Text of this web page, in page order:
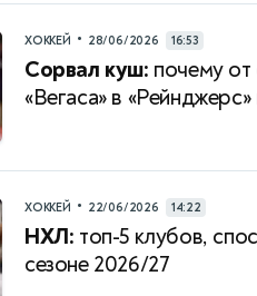
ХОККЕЙ • 28/06/2026 16:53
Сорвал куш: почему
«Вегаса» в
ХОККЕЙ • 22/06/2026 14:22
НХЛ: топ-5 клубов,
сезоне 2026/27